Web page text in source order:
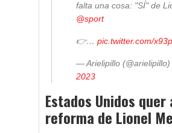
falta una cosa: "SÍ" de
@sport
👉… pic.twitter.com/
— Arielipillo (@arielipillo)
2023
Estados Unidos
reforma de Lionel